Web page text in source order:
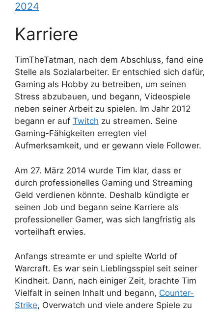
2024
Karriere
TimTheTatman, nach dem Abschluss, fand eine
Stelle als Sozialarbeiter. Er entschied sich dafür,
Gaming als Hobby zu betreiben, um seinen
Stress abzubauen, und begann, Videospiele
neben seiner Arbeit zu spielen. Im Jahr 2012
begann er auf Twitch zu streamen. Seine
Gaming-Fähigkeiten erregten viel
Aufmerksamkeit, und er gewann viele Follower.
Am 27. März 2014 wurde Tim klar, dass er
durch professionelles Gaming und Streaming
Geld verdienen könnte. Deshalb kündigte er
seinen Job und begann seine Karriere als
professioneller Gamer, was sich langfristig als
vorteilhaft erwies.
Anfangs streamte er und spielte World of
Warcraft. Es war sein Lieblingsspiel seit seiner
Kindheit. Dann, nach einiger Zeit, brachte Tim
Vielfalt in seinen Inhalt und begann, Counter-
Strike, Overwatch und viele andere Spiele zu